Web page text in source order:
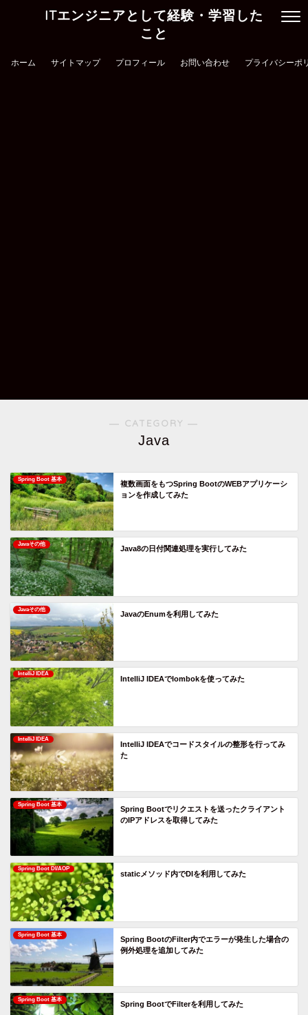
ITエンジニアとして経験・学習した
こと
ホーム サイトマップ プロフィール お問い合わせ プライバシーポ
― CATEGORY ―
Java
Spring Boot 基本
複数画面をもつSpring BootのWEBアプリケーシ
ョンを作成してみた
Javaその他
Java8の日付関連処理を実行してみた
Javaその他
JavaのEnumを利用してみた
IntelliJ IDEA
IntelliJ IDEAでlombokを使ってみた
IntelliJ IDEA
IntelliJ IDEAでコードスタイルの整形を行ってみ
た
Spring Boot 基本
Spring Bootでリクエストを送ったクライアント
のIPアドレスを取得してみた
Spring Boot DI/AOP
staticメソッド内でDIを利用してみた
Spring Boot 基本
Spring BootのFilter内でエラーが発生した場合の
例外処理を追加してみた
Spring Boot 基本
Spring BootでFilterを利用してみた